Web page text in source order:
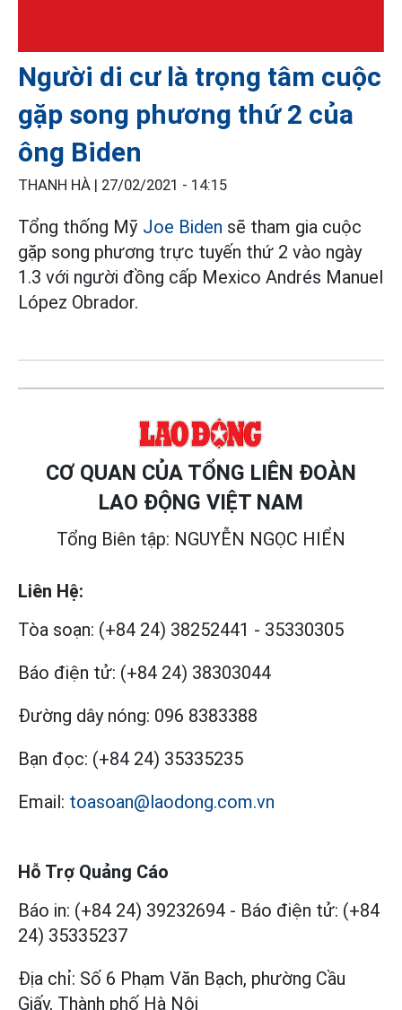
Người di cư là trọng tâm cuộc
gặp song phương thứ 2 của
ông Biden
THANH HÀ | 27/02/2021 - 14:15
Tổng thống Mỹ Joe Biden sẽ tham gia cuộc
gặp song phương trực tuyến thứ 2 vào ngày
1.3 với người đồng cấp Mexico Andrés Manuel
López Obrador.
CƠ QUAN CỦA TỔNG LIÊN ĐOÀN
LAO ĐỘNG VIỆT NAM
Tổng Biên tập: NGUYỄN NGỌC HIỂN
Liên Hệ:
Tòa soạn: (+84 24) 38252441 - 35330305
Báo điện tử: (+84 24) 38303044
Đường dây nóng: 096 8383388
Bạn đọc: (+84 24) 35335235
Email: toasoan@laodong.com.vn
Hỗ Trợ Quảng Cáo
Báo in: (+84 24) 39232694 - Báo điện tử: (+84
24) 35335237
Địa chỉ: Số 6 Phạm Văn Bạch, phường Cầu
Giấy, Thành phố Hà Nội